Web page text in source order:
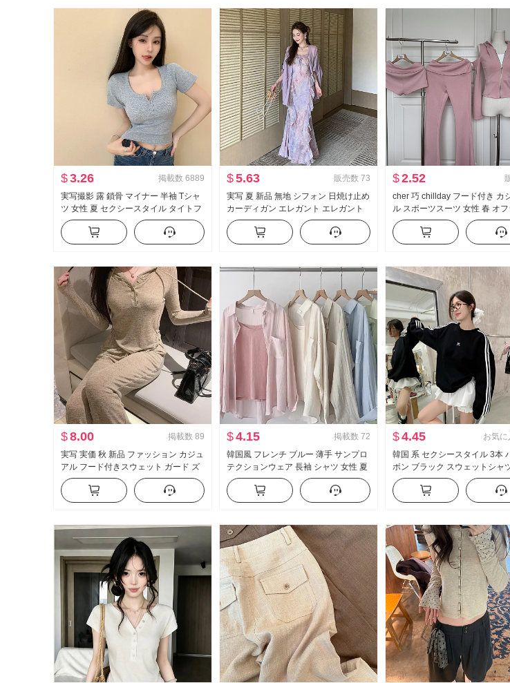
$3.26 掲載数 6889
実写撮影 露 鎖骨 マイナー 半袖 Tシャ
ツ 女性 夏 セクシースタイル タイトフ
ィット 新品 ボタン デザイン 感 ショー
ト丈 トップス
$5.63 販売数 73
実写 夏 新品 無地 シフォン 日焼け止め
カーディガン エレガント エレガント
シフォン フラワープリント ワンピー
ス女 ツーピースセット
$2.52
cher 巧 chillday フード付き カ
ル スポーツスーツ 女性 春 オ
ダー コート ベルボトム スリー
$8.00 掲載数 89
実写 実価 秋 新品 ファッション カジュ
アル フード付きスウェット ガード ズ
ボン スリム効果 セットアップ スポー
ツスーツ 女性 トレンド
$4.15 掲載数 72
韓国風 フレンチ ブルー 薄手 サンプロ
テクションウェア 長袖 シャツ 女性 夏
服 ルーズフィット カジュアル ルーズ
長袖 シングル シャツ
$4.45 お気に
韓国 系 セクシースタイル 3本
ボン ブラック スウェットシャ
春秋 ルーズフィット スリム効
ーツ 風 クルーネック トップス